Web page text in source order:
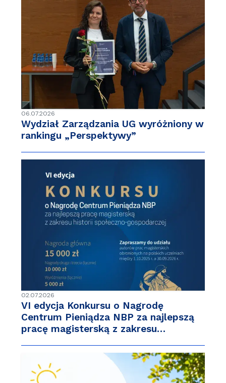
06.07.2026
Wydział Zarządzania UG wyróżniony w
rankingu „Perspektywy”
02.07.2026
VI edycja Konkursu o Nagrodę
Centrum Pieniądza NBP za najlepszą
pracę magisterską z zakresu…